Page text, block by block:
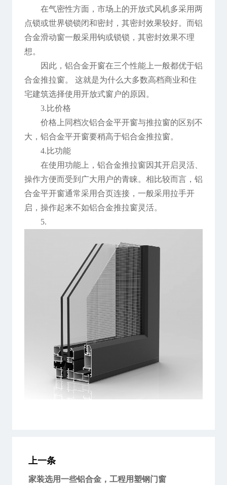
在气密性方面，市场上的开放式风机多采用两
点锁或世界锁锁闭和密封，其密封效果较好。而铝
合金滑动窗一般采用钩或锁锁，其密封效果不理
想。
因此，铝合金开窗在三个性能上一般都优于铝
合金推拉窗。 这就是为什么大多数高档商业和住
宅建筑选择使用开放式窗户的原因。
3.比价格
价格上同档次铝合金平开窗与推拉窗的区别不
大，铝合金平开窗要稍高于铝合金推拉窗。
4.比功能
在使用功能上，铝合金推拉窗因其开启灵活、
操作方便而受到广大用户的青睐。相比较而言，铝
合金平开窗通常采用合页连接，一般采用拉手开
启，操作起来不如铝合金推拉窗灵活。
5.
上一条
家装选用一些铝合金，工程用塑钢门窗